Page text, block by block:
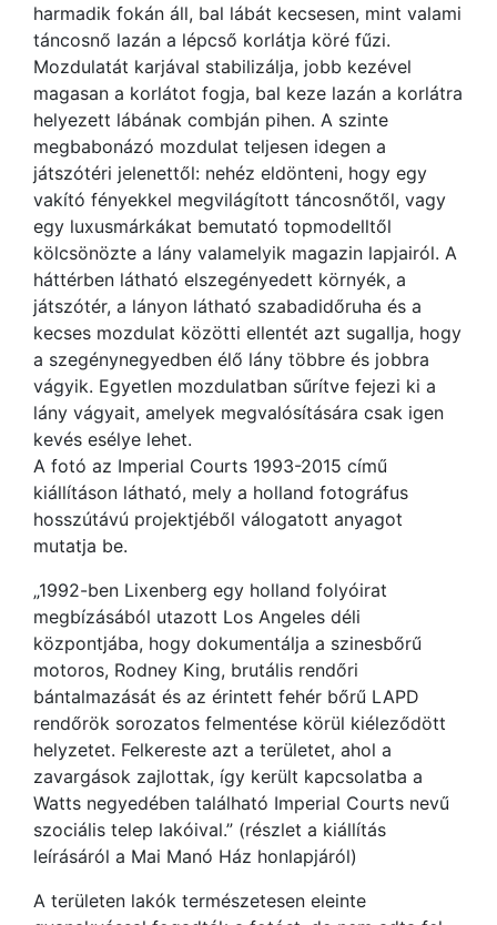
harmadik fokán áll, bal lábát kecsesen, mint valami
táncosnő lazán a lépcső korlátja köré fűzi.
Mozdulatát karjával stabilizálja, jobb kezével
magasan a korlátot fogja, bal keze lazán a korlátra
helyezett lábának combján pihen. A szinte
megbabonázó mozdulat teljesen idegen a
játszótéri jelenettől: nehéz eldönteni, hogy egy
vakító fényekkel megvilágított táncosnőtől, vagy
egy luxusmárkákat bemutató topmodelltől
kölcsönözte a lány valamelyik magazin lapjairól. A
háttérben látható elszegényedett környék, a
játszótér, a lányon látható szabadidőruha és a
kecses mozdulat közötti ellentét azt sugallja, hogy
a szegénynegyedben élő lány többre és jobbra
vágyik. Egyetlen mozdulatban sűrítve fejezi ki a
lány vágyait, amelyek megvalósítására csak igen
kevés esélye lehet.
A fotó az Imperial Courts 1993-2015 című
kiállításon látható, mely a holland fotográfus
hosszútávú projektjéből válogatott anyagot
mutatja be.
„1992-ben Lixenberg egy holland folyóirat
megbízásából utazott Los Angeles déli
központjába, hogy dokumentálja a szinesbőrű
motoros, Rodney King, brutális rendőri
bántalmazását és az érintett fehér bőrű LAPD
rendőrök sorozatos felmentése körül kiéleződött
helyzetet. Felkereste azt a területet, ahol a
zavargások zajlottak, így került kapcsolatba a
Watts negyedében található Imperial Courts nevű
szociális telep lakóival.” (részlet a kiállítás
leírásáról a Mai Manó Ház honlapjáról)
A területen lakók természetesen eleinte